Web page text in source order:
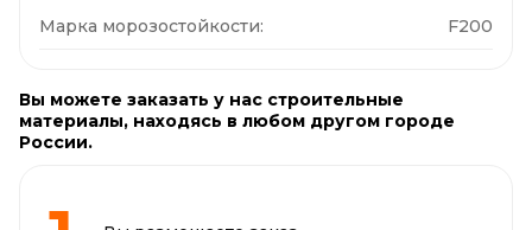
Марка морозостойкости: F200
Вы можете заказать у нас строительные
материалы, находясь в любом другом городе
России.